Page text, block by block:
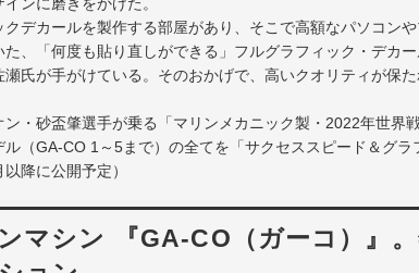
デカールを製作する部屋があり、そこで高額なパソコン
、「何度も貼り直しができる」フルグラフィック・デカ
氏が手がけている。そのおかげで、高いクオリティが保た
ン・砂盃肇選手が乗る「マリンメカニック製・2022年世界
（GA-CO 1～5まで）の全てを「サクセススピード＆グラ
降に公開予定）
マシン 『GA-CO（ガーコ）』